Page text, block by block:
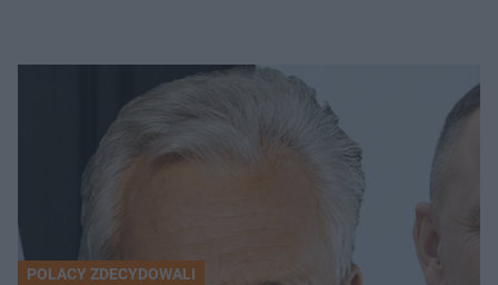
POLACY ZDECYDOWALI